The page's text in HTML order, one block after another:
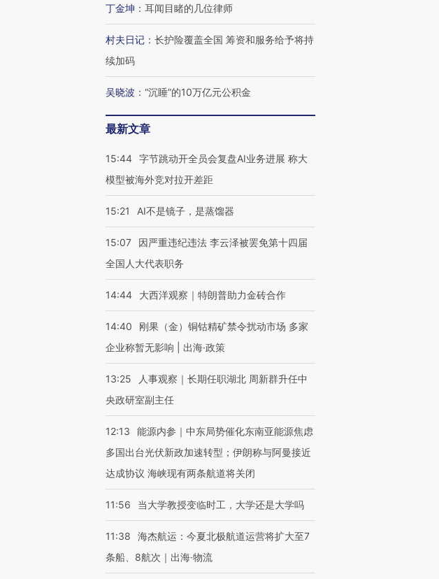
丁金坤 ： 耳闻目睹的几位律师
村夫日记 ： 长护险覆盖全国 筹资和服务给予将持
续加码
吴晓波 ： “沉睡”的10万亿元公积金
最新文章
15:44 字节跳动开全员会复盘AI业务进展 称大
模型被海外竞对拉开差距
15:21 AI不是镜子，是蒸馏器
15:07
因严重违纪违法 李云泽被罢免第十四届
全国人大代表职务
14:44 大西洋观察｜特朗普助力金砖合作
14:40
刚果（金）铜钴精矿禁令扰动市场 多家
企业称暂无影响 | 出海·政策
13:25
人事观察｜长期任职湖北 周新群升任中
央政研室副主任
12:13
能源内参｜中东局势催化东南亚能源焦虑
多国出台光伏新政加速转型；伊朗称与阿曼接近
达成协议 海峡现有两条航道将关闭
11:56 当大学教授变临时工，大学还是大学吗
11:38
海杰航运：今夏北极航道运营将扩大至7
条船、8航次｜出海·物流